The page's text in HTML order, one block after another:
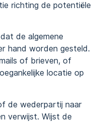
richting de potentiële
de algemene
hand worden gesteld.
of brieven, of
locatie op
de wederpartij naar
verwijst. Wijst de